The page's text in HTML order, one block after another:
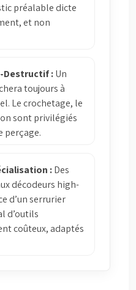
préalable dicte
et non
Destructif :Un
toujours à
Le crochetage, le
sont privilégiés
perçage.
:Des
décodeurs high-
d’un serrurier
d’outils
coûteux, adaptés